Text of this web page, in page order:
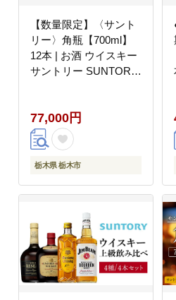
【数量限定】〈サント
リー〉角瓶【700ml】
12本 | お酒 ウイスキー
サントリー SUNTORY
け 人気 本数選べる お
すすめ 栃木 梓の森工場
製
77,000円
栃木県 栃木市